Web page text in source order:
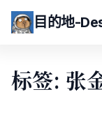
目的地-
标签: 张